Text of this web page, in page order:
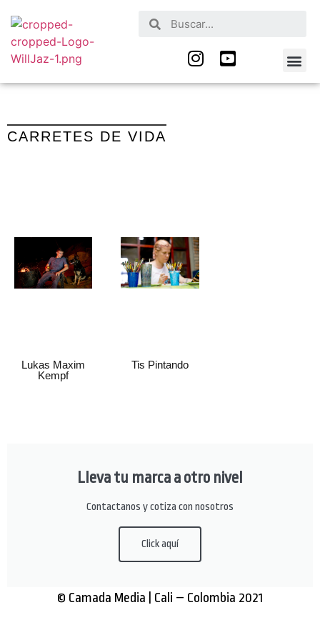
CARRETES DE VIDA
Lukas Maxim
Kempf
Tis Pintando
Lleva tu marca a otro nivel
Contactanos y cotiza con nosotros
Click aquí
© Camada Media | Cali – Colombia 2021